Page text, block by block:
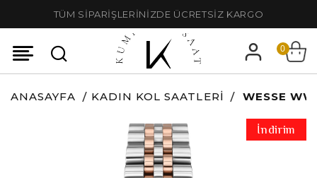
TÜM SİPARİŞLERİNİZDE ÜCRETSİZ KARGO
0
ANASAYFA KADIN KOL SAATLERI WESSE
İndirim